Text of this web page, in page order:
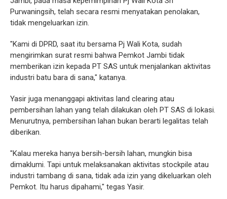
Purwaningsih, telah secara resmi menyatakan penolakan,
tidak mengeluarkan izin.
"Kami di DPRD, saat itu bersama Pj Wali Kota, sudah
mengirimkan surat resmi bahwa Pemkot Jambi tidak
memberikan izin kepada PT SAS untuk menjalankan aktivitas
industri batu bara di sana," katanya.
Yasir juga menanggapi aktivitas land clearing atau
pembersihan lahan yang telah dilakukan oleh PT SAS di lokasi.
Menurutnya, pembersihan lahan bukan berarti legalitas telah
diberikan.
"Kalau mereka hanya bersih-bersih lahan, mungkin bisa
dimaklumi. Tapi untuk melaksanakan aktivitas stockpile atau
industri tambang di sana, tidak ada izin yang dikeluarkan oleh
Pemkot. Itu harus dipahami," tegas Yasir.